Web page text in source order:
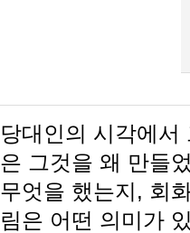
당대인의 시각에
은 그것을 왜 만들
무엇을 했는지, 회
림은 어떤 의미가